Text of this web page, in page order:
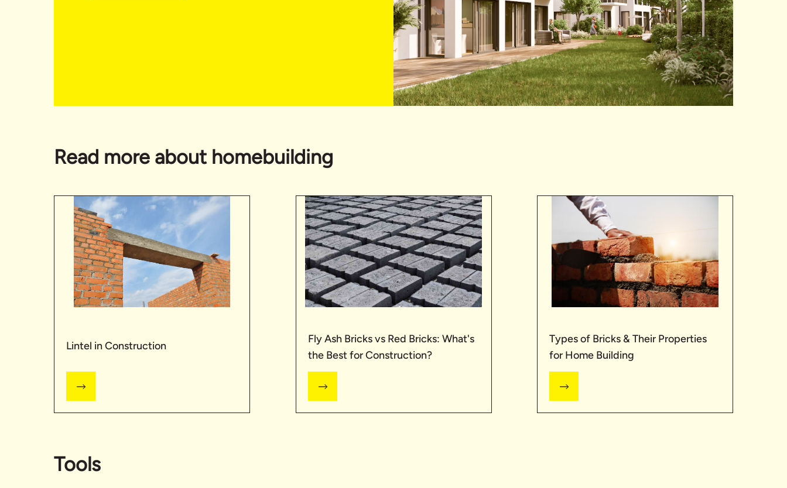
Read more about homebuilding
Lintel in Construction
Fly Ash Bricks vs Red Bricks: What's
the Best for Construction?
Types of Bricks & Their Properties
for Home Building
Tools